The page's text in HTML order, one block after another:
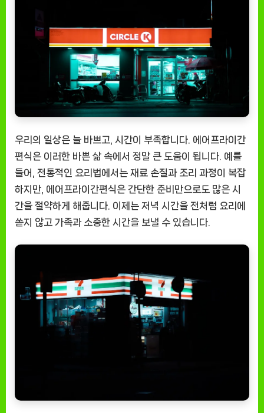
우리의 일상은 늘 바쁘고, 시간이 부족합니다. 에어프라이간
편식은 이러한 바쁜 삶 속에서 정말 큰 도움이 됩니다. 예를
들어, 전통적인 요리법에서는 재료 손질과 조리 과정이 복잡
하지만, 에어프라이간편식은 간단한 준비만으로도 많은 시
간을 절약하게 해줍니다. 이제는 저녁 시간을 전처럼 요리에
쏟지 않고 가족과 소중한 시간을 보낼 수 있습니다.